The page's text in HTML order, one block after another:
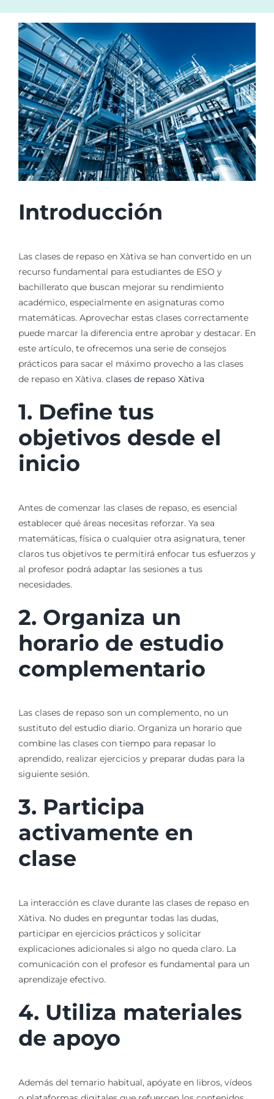
Introducción
Las clases de repaso en Xàtiva se han convertido en un
recurso fundamental para estudiantes de ESO y
bachillerato que buscan mejorar su rendimiento
académico, especialmente en asignaturas como
matemáticas. Aprovechar estas clases correctamente
puede marcar la diferencia entre aprobar y destacar. En
este artículo, te ofrecemos una serie de consejos
prácticos para sacar el máximo provecho a las clases
de repaso en Xàtiva. clases de repaso Xàtiva
1. Define tus
objetivos desde el
inicio
Antes de comenzar las clases de repaso, es esencial
establecer qué áreas necesitas reforzar. Ya sea
matemáticas, física o cualquier otra asignatura, tener
claros tus objetivos te permitirá enfocar tus esfuerzos y
al profesor podrá adaptar las sesiones a tus
necesidades.
2. Organiza un
horario de estudio
complementario
Las clases de repaso son un complemento, no un
sustituto del estudio diario. Organiza un horario que
combine las clases con tiempo para repasar lo
aprendido, realizar ejercicios y preparar dudas para la
siguiente sesión.
3. Participa
activamente en
clase
La interacción es clave durante las clases de repaso en
Xàtiva. No dudes en preguntar todas las dudas,
participar en ejercicios prácticos y solicitar
explicaciones adicionales si algo no queda claro. La
comunicación con el profesor es fundamental para un
aprendizaje efectivo.
4. Utiliza materiales
de apoyo
Además del temario habitual, apóyate en libros, vídeos